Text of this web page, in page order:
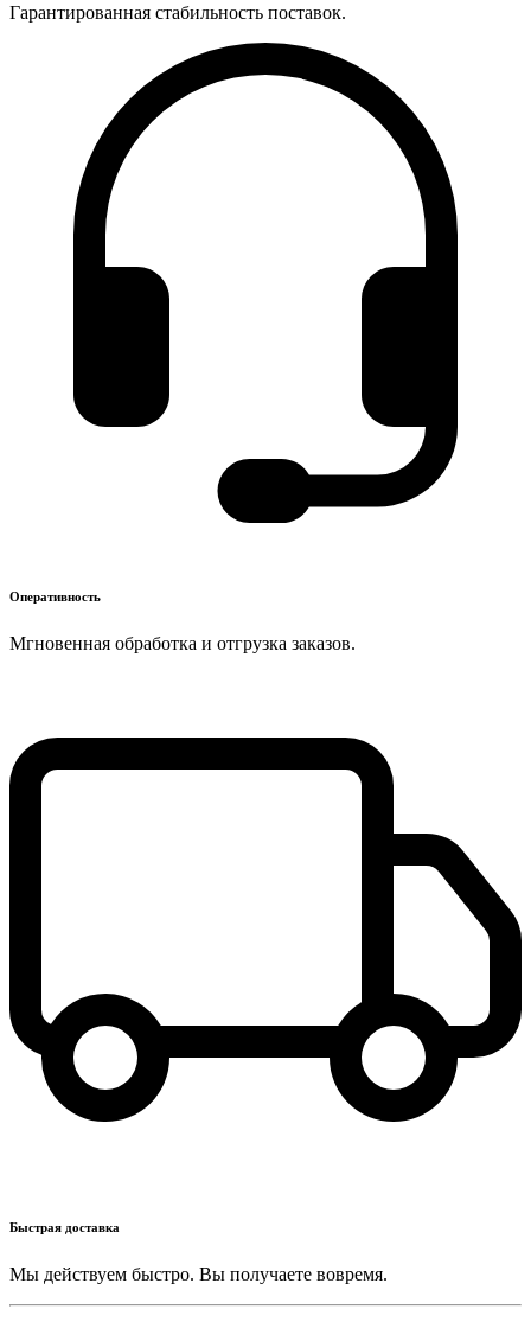
Гарантированная стабильность поставок.
Оперативность
Мгновенная обработка и отгрузка заказов.
Быстрая доставка
Мы действуем быстро. Вы получаете вовремя.